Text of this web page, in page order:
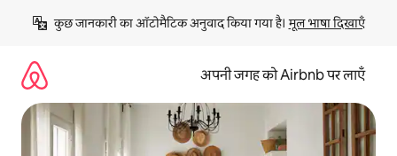
छोड़कर
कॉन्टेंट
कुछ जानकारी का ऑटोमैटिक अनुवाद किया गया है। मूल भाषा दिखाएँ
अपनी जगह को Airbnb पर लाएँ